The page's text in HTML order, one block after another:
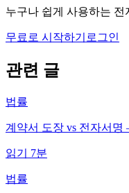
누구나 쉽게 사용하는
무료로 시작하기 로그인
관련 글
법률
계약서 도장 vs 전자서명
읽기 7분
법률